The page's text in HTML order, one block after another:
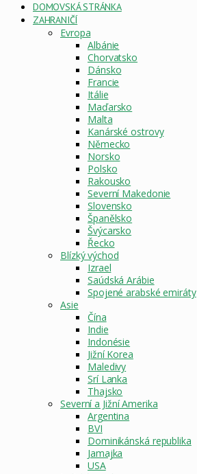
DOMOVSKÁ STRÁNKA
ZAHRANIČÍ
Evropa
Albánie
Chorvatsko
Dánsko
Francie
Itálie
Maďarsko
Malta
Kanárské ostrovy
Německo
Norsko
Polsko
Rakousko
Severní Makedonie
Slovensko
Španělsko
Švýcarsko
Řecko
Blízký východ
Izrael
Saúdská Arábie
Spojené arabské emiráty
Asie
Čína
Indie
Indonésie
Jižní Korea
Maledivy
Srí Lanka
Thajsko
Severní a Jižní Amerika
Argentina
BVI
Dominikánská republika
Jamajka
USA